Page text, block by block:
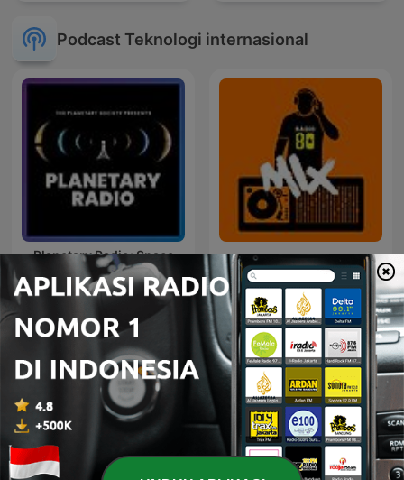
Podcast Teknologi internasional
Planetary Radio: Space
Exploration, Astronomy
and Science
80 mix